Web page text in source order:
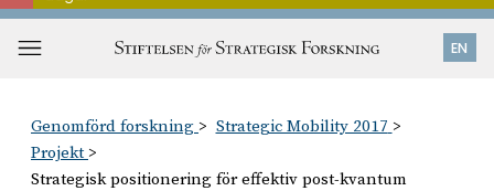
Hoppa
till
innehåll
EN
Genomförd forskning
Strategic Mobility 2017
Projekt
Strategisk positionering för effektiv post-kvantum